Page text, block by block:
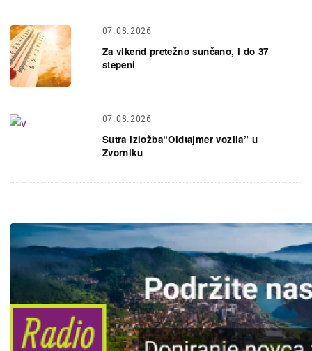
07.08.2026
Za vikend pretežno sunčano, i do 37
stepeni
07.08.2026
Sutra izložba“Oldtajmer vozila” u
Zvorniku
Slika